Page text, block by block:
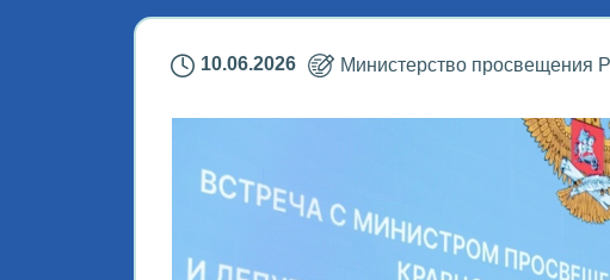
10.06.2026 Министерство просвещения